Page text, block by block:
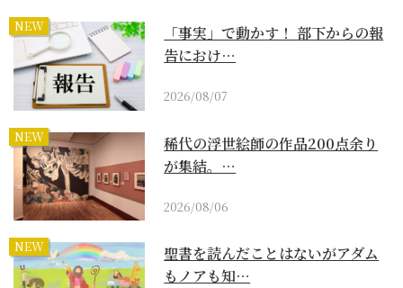
NEW
「事実」で動かす！ 部下からの報
告におけ…
2026/08/07
NEW
稀代の浮世絵師の作品200点余り
が集結。…
2026/08/06
NEW
聖書を読んだことはないがアダム
もノアも知…